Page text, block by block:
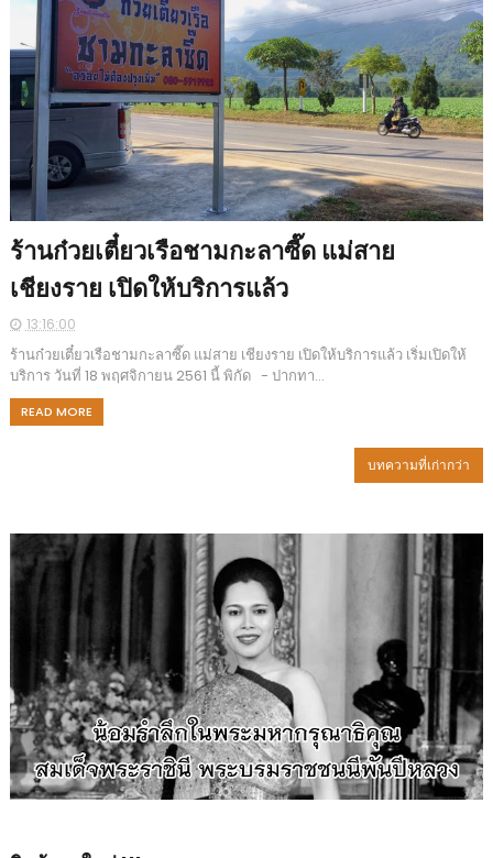
ร้านก๋วยเตี๋ยวเรือชามกะลาซี๊ด แม่สาย
เชียงราย เปิดให้บริการแล้ว
13:16:00
ร้านก๋วยเตี๋ยวเรือชามกะลาซี๊ด แม่สาย เชียงราย เปิดให้บริการแล้ว เริ่มเปิดให้
บริการ วันที่ 18 พฤศจิกายน 2561 นี้ พิกัด - ปากทา...
READ MORE
บทความที่เก่ากว่า